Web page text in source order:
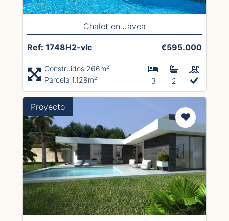
Chalet en Jávea
Ref: 1748H2-vlc €595.000
Construidos 266m²
Parcela 1.128m²
3 2
Proyecto